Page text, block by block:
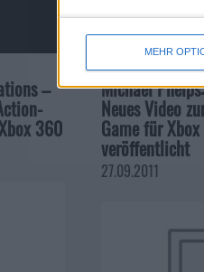
MEHR
–
360
Michael
Neues Video
Game für
veröffentlicht
27.09.2011